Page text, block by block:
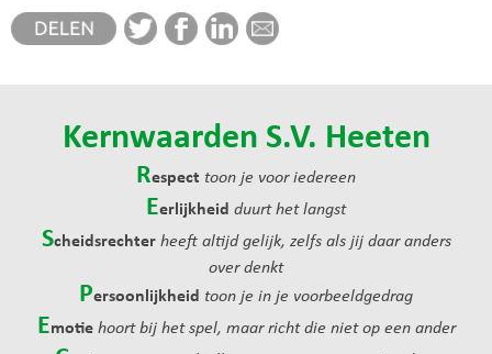
Kernwaarden S.V. Heeten
Respect toon je voor iedereen
Eerlijkheid duurt het langst
Scheidsrechter heeft altijd gelijk, zelfs als jij daar anders
over denkt
Persoonlijkheid toon je in je voorbeeldgedrag
Emotie hoort bij het spel, maar richt die niet op een ander